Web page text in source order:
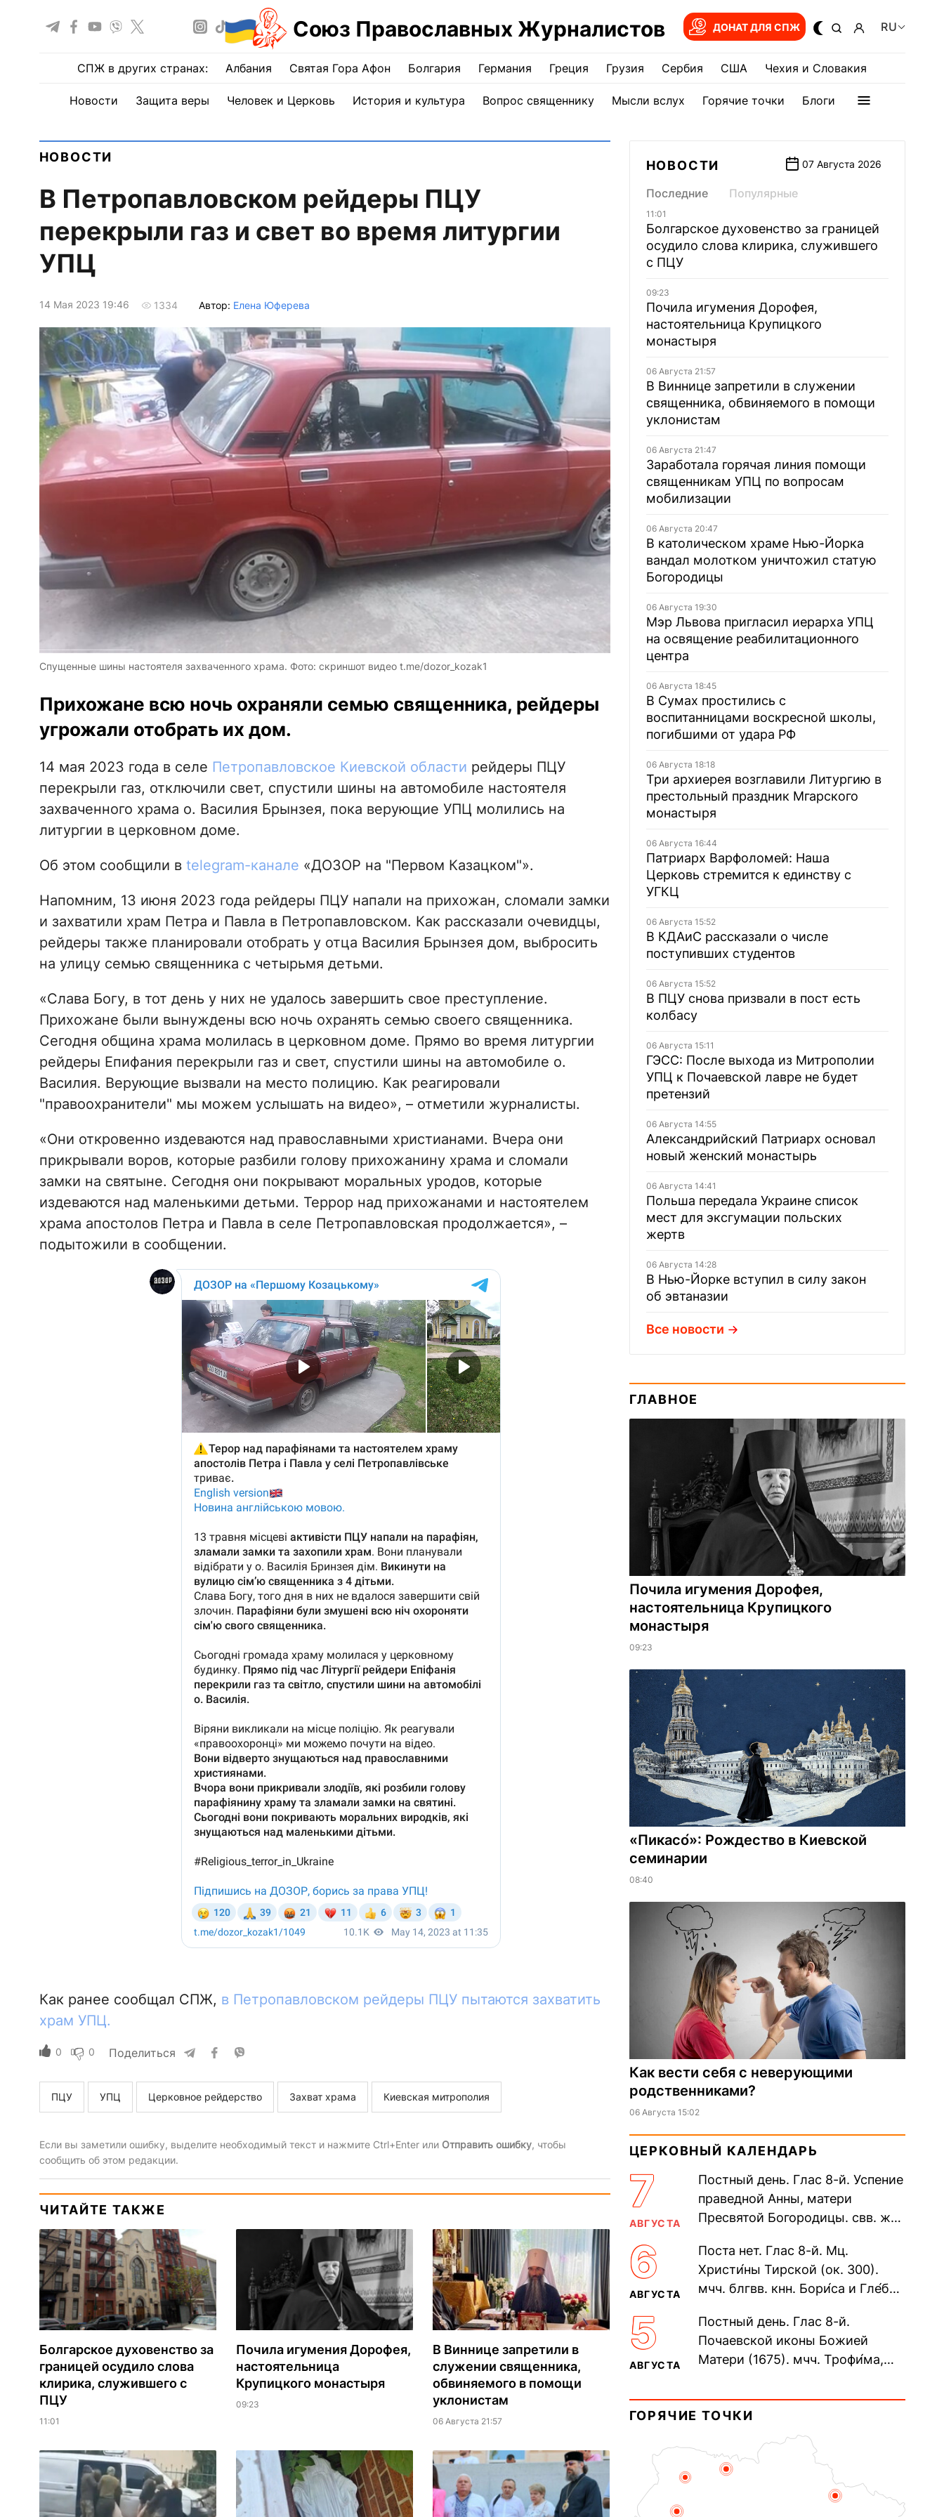
Союз Православных Журналистов ДОНАТ ДЛЯ СПЖ RU
СПЖ в других странах: Албания Святая Гора Афон Болгария Германия Греция Грузия Сербия США Чехия и Словакия
Новости Защита веры Человек и Церковь История и культура Вопрос священнику Мысли вслух Горячие точки Блоги
НОВОСТИ
В Петропавловском рейдеры ПЦУ
перекрыли газ и свет во время литургии
УПЦ
14 Мая 2023 19:46 1334 Автор: Елена Юферева
Спущенные шины настоятеля захваченного храма. Фото: скриншот видео t.me/dozor_kozak1
Прихожане всю ночь охраняли семью священника, рейдеры
угрожали отобрать их дом.
14 мая 2023 года в селе Петропавловское Киевской области рейдеры ПЦУ
перекрыли газ, отключили свет, спустили шины на автомобиле настоятеля
захваченного храма о. Василия Брынзея, пока верующие УПЦ молились на
литургии в церковном доме.
Об этом сообщили в telegram-канале «ДОЗОР на "Первом Казацком"».
Напомним, 13 июня 2023 года рейдеры ПЦУ напали на прихожан, сломали замки
и захватили храм Петра и Павла в Петропавловском. Как рассказали очевидцы,
рейдеры также планировали отобрать у отца Василия Брынзея дом, выбросить
на улицу семью священника с четырьмя детьми.
«Слава Богу, в тот день у них не удалось завершить свое преступление.
Прихожане были вынуждены всю ночь охранять семью своего священника.
Сегодня община храма молилась в церковном доме. Прямо во время литургии
рейдеры Епифания перекрыли газ и свет, спустили шины на автомобиле о.
Василия. Верующие вызвали на место полицию. Как реагировали
"правоохранители" мы можем услышать на видео», – отметили журналисты.
«Они откровенно издеваются над православными христианами. Вчера они
прикрывали воров, которые разбили голову прихожанину храма и сломали
замки на святыне. Сегодня они покрывают моральных уродов, которые
издеваются над маленькими детьми. Террор над прихожанами и настоятелем
храма апостолов Петра и Павла в селе Петропавловская продолжается», –
подытожили в сообщении.
Как ранее сообщал СПЖ, в Петропавловском рейдеры ПЦУ пытаются захватить
храм УПЦ.
0 0 Поделиться
ПЦУ УПЦ Церковное рейдерство Захват храма Киевская митрополия
Если вы заметили ошибку, выделите необходимый текст и нажмите Ctrl+Enter или Отправить ошибку, чтобы
сообщить об этом редакции.
ЧИТАЙТЕ ТАКЖЕ
Болгарское духовенство за
границей осудило слова
клирика, служившего с
ПЦУ
11:01
Почила игумения Дорофея,
настоятельница
Крупицкого монастыря
09:23
В Виннице запретили в
служении священника,
обвиняемого в помощи
уклонистам
06 Августа 21:57
НОВОСТИ 07 Августа 2026
Последние Популярные
11:01
Болгарское духовенство за границей
осудило слова клирика, служившего
с ПЦУ
09:23
Почила игумения Дорофея,
настоятельница Крупицкого
монастыря
06 Августа 21:57
В Виннице запретили в служении
священника, обвиняемого в помощи
уклонистам
06 Августа 21:47
Заработала горячая линия помощи
священникам УПЦ по вопросам
мобилизации
06 Августа 20:47
В католическом храме Нью-Йорка
вандал молотком уничтожил статую
Богородицы
06 Августа 19:30
Мэр Львова пригласил иерарха УПЦ
на освящение реабилитационного
центра
06 Августа 18:45
В Сумах простились с
воспитанницами воскресной школы,
погибшими от удара РФ
06 Августа 18:18
Три архиерея возглавили Литургию в
престольный праздник Мгарского
монастыря
06 Августа 16:44
Патриарх Варфоломей: Наша
Церковь стремится к единству с
УГКЦ
06 Августа 15:52
В КДАиС рассказали о числе
поступивших студентов
06 Августа 15:52
В ПЦУ снова призвали в пост есть
колбасу
06 Августа 15:11
ГЭСС: После выхода из Митрополии
УПЦ к Почаевской лавре не будет
претензий
06 Августа 14:55
Александрийский Патриарх основал
новый женский монастырь
06 Августа 14:41
Польша передала Украине список
мест для эксгумации польских
жертв
06 Августа 14:28
В Нью-Йорке вступил в силу закон
об эвтаназии
Все новости
ГЛАВНОЕ
Почила игумения Дорофея,
настоятельница Крупицкого
монастыря
09:23
«Пикасо́»: Рождество в Киевской
семинарии
08:40
Как вести себя с неверующими
родственниками?
06 Августа 15:02
ЦЕРКОВНЫЙ КАЛЕНДАРЬ
7
АВГУСТА
Постный день. Глас 8-й. Успение
праведной Анны, матери
Пресвятой Богородицы. свв. жен
прп. Евпракси́и девы,...
6
АВГУСТА
Поста нет. Глас 8-й. Мц.
Христи́ны Тирской (ок. 300).
мчч. блгвв. кнн. Бори́са и Гле́ба,
Дави́да (1015). Прп....
5
АВГУСТА
Постный день. Глас 8-й.
Почаевской иконы Божией
Матери (1675). мчч. Трофи́ма,
мучеников (284–305). прав.
воина Фео́дора...
ГОРЯЧИЕ ТОЧКИ